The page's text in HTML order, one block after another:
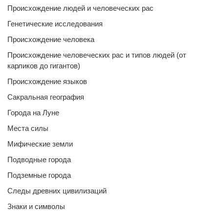
Происхождение людей и человеческих рас
Генетические исследования
Происхождение человека
Происхождение человеческих рас и типов людей (от
карликов до гигантов)
Происхождение языков
Сакральная география
Города на Луне
Места силы
Мифические земли
Подводные города
Подземные города
Следы древних цивилизаций
Знаки и символы